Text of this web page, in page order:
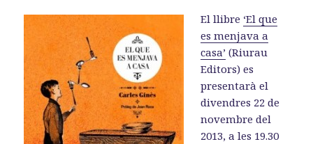
c
k
s
o
l
a
m
El llibre ‘El que
es menjava a
casa’ (Riurau
Editors) es
presentarà el
divendres 22 de
novembre del
2013, a les 19.30